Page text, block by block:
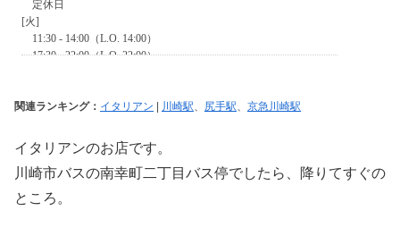
関連ランキング： イタリアン 川崎駅、 尻手駅、 京急川崎駅
イタリアンのお店です。
川崎市バスの南幸町二丁目バス停でしたら、降りてすぐの
ところ。